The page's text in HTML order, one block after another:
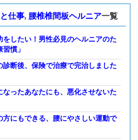
g
l
e
n
v
i
a
i
o
仕事, 腰椎椎間板ヘルニア一覧
をしたい！男性必見のヘルニアのた
慣」
診断後、保険で治療で完治しました
なったあなたにも、悪化させないた
方にもできる、腰にやさしい運動で